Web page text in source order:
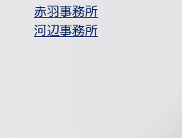
赤羽事務所
​河辺事務所